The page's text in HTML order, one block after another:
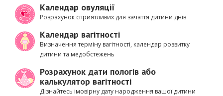
Календар овуляції
Розрахунок сприятливих для зачаття дитини днів
Календар вагітності
Визначення терміну вагітності, календар розвитку
дитини та медобстежень
Розрахунок дати пологів або
калькулятор вагітності
Дізнайтесь імовірну дату народження вашої дитини